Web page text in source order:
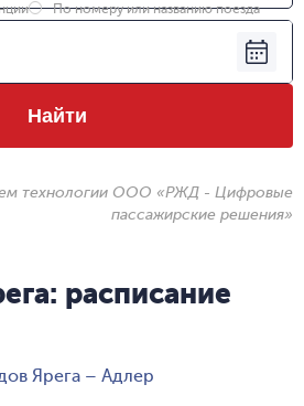
По номеру или названию поезда
Найти
технологии ООО «РЖД - Цифровые
пассажирские решения»
расписание
Ярега – Адлер